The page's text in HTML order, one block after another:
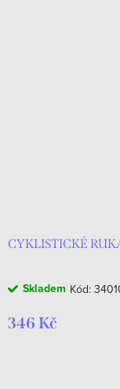
CYKLISTICKÉ
Skladem Kód:
346 Kč